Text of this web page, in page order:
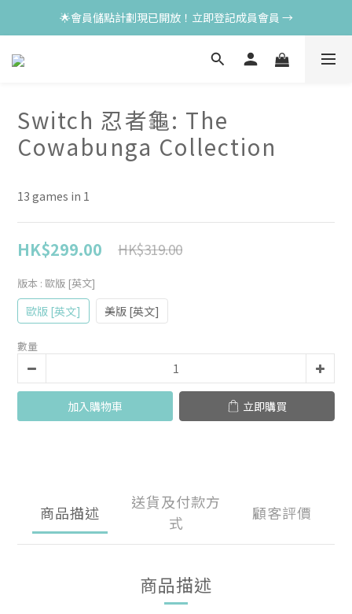
🌟會員儲點計劃現已開放！立即登記成員會員 →
Switch 忍者龜: The
Cowabunga Collection
13 games in 1
HK$299.00 HK$319.00
版本 : 歐版 [英文]
歐版 [英文] 美版 [英文]
數量
加入購物車 立即購買
商品描述
送貨及付款方
式
顧客評價
商品描述